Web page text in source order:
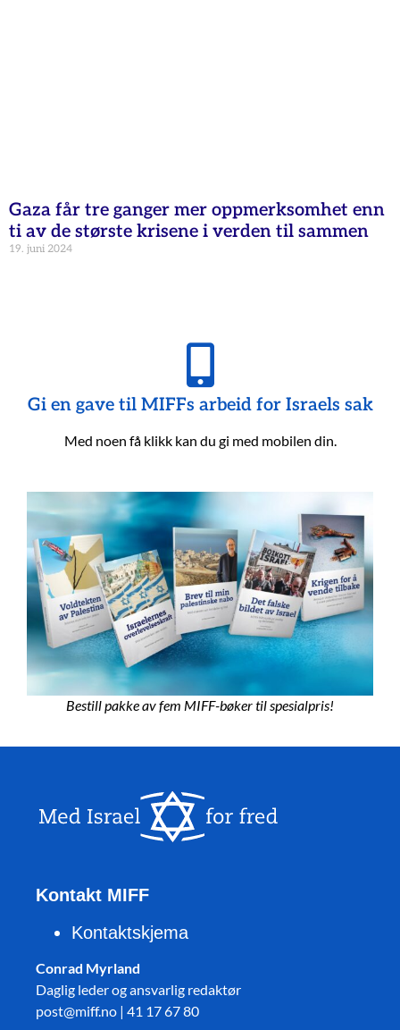
Gaza får tre ganger mer oppmerksomhet enn
ti av de største krisene i verden til sammen
19. juni 2024
Gi en gave til MIFFs arbeid for Israels sak
Med noen få klikk kan du gi med mobilen din.
Bestill pakke av fem MIFF-bøker til spesialpris!
Kontakt MIFF
Kontaktskjema
Conrad Myrland
Daglig leder og ansvarlig redaktør
post@miff.no | 41 17 67 80